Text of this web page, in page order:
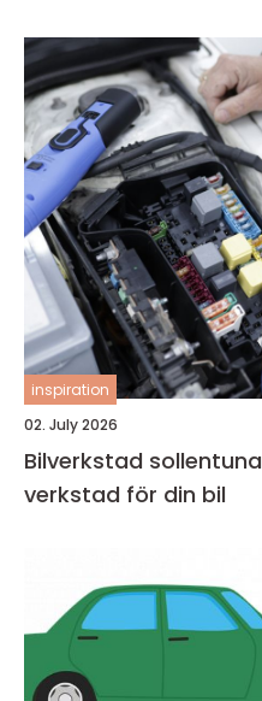
inspiration
02. July 2026
Bilverkstad sollentuna så väljer du rätt
verkstad för din bil